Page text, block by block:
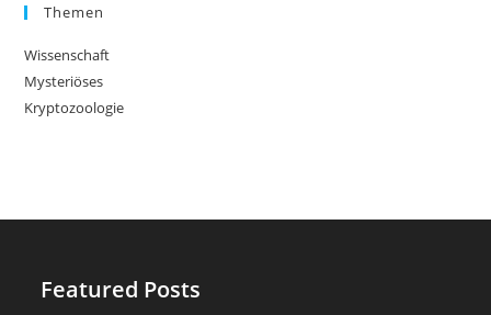
Themen
Wissenschaft
Mysteriöses
Kryptozoologie
Featured Posts